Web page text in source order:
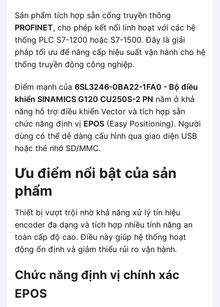
Sản phẩm tích hợp sẵn cổng truyền thông
PROFINET, cho phép kết nối linh hoạt với các hệ
thống PLC S7-1200 hoặc S7-1500. Đây là giải
pháp tối ưu để nâng cấp hiệu suất vận hành cho hệ
thống truyền động công nghiệp.
Điểm mạnh của 6SL3246-0BA22-1FA0 - Bộ điều
khiển SINAMICS G120 CU250S-2 PN nằm ở khả
năng hỗ trợ điều khiển Vector và tích hợp sẵn
chức năng định vị EPOS (Easy Positioning). Người
dùng có thể dễ dàng cấu hình qua giao diện USB
hoặc thẻ nhớ SD/MMC.
Ưu điểm nổi bật của sản
phẩm
Thiết bị vượt trội nhờ khả năng xử lý tín hiệu
encoder đa dạng và tích hợp nhiều tính năng an
toàn cấp độ cao. Điều này giúp hệ thống hoạt
động ổn định và giảm thiểu rủi ro vận hành.
Chức năng định vị chính xác
EPOS